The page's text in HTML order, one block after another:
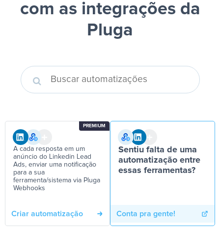
com as integrações da
Pluga
PREMIUM
A cada resposta em um
anúncio do Linkedin Lead
Ads, enviar uma notificação
para a sua
ferramenta/sistema via Pluga
Webhooks
Criar automatização
Sentiu falta de uma
automatização entre
essas ferramentas?
Conta pra gente!